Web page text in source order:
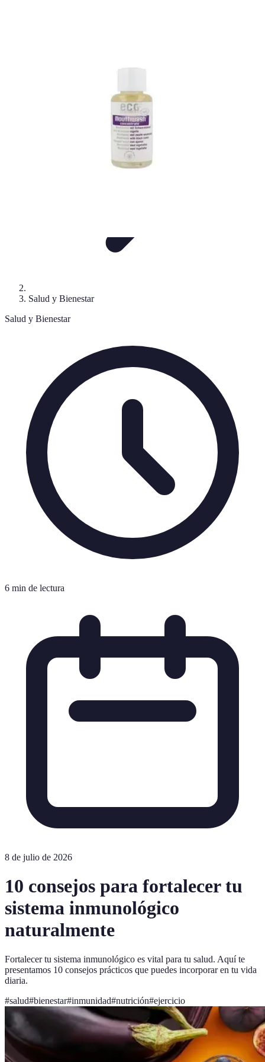
Salud y Bienestar
Salud y Bienestar
6 min de lectura
8 de julio de 2026
10 consejos para fortalecer tu
sistema inmunológico
naturalmente
Fortalecer tu sistema inmunológico es vital para tu salud. Aquí te
presentamos 10 consejos prácticos que puedes incorporar en tu vida
diaria.
#salud#bienestar#inmunidad#nutrición#ejercicio